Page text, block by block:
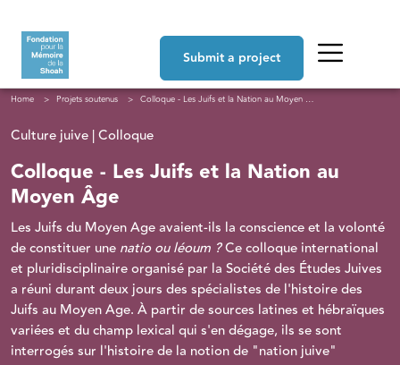
Submit a project
Breadcrumb
Home Projets soutenus Colloque - Les Juifs et la Nation au Moyen Âge
Culture juive | Colloque
Colloque - Les Juifs et la Nation au
Moyen Âge
Les Juifs du Moyen Age avaient-ils la conscience et la volonté
de constituer une natio ouléoum ?Ce colloque international
et pluridisciplinaire organisé par la Société des Études Juives
a réuni durant deux jours des spécialistes de l'histoire des
Juifs au Moyen Age. À partir de sources latines et hébraïques
variées et du champ lexical qui s'en dégage, ils se sont
interrogés sur l'histoire de la notion de "nation juive"